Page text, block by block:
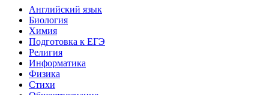
Английский язык
Биология
Химия
Подготовка к ЕГЭ
Религия
Информатика
Физика
Стихи